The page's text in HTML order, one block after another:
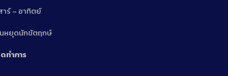
าร์ – อาทิตย์
หยุดนักขัตฤกษ์
ทำการ